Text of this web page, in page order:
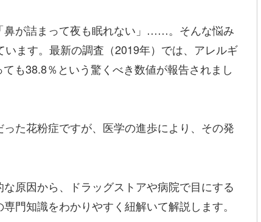
鼻が詰まって夜も眠れない」……。そんな悩み
ます。最新の調査（2019年）では、アレルギ
も38.8％という驚くべき数値が報告されまし
た花粉症ですが、医学の進歩により、その発
原因から、ドラッグストアや病院で目にする
門知識をわかりやすく紐解いて解説します。